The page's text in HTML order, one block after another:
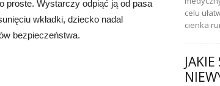
proste. Wystarczy odpiąć ją od pasa
wkładki, dziecko nadal
bezpieczeństwa.
celu
cienka